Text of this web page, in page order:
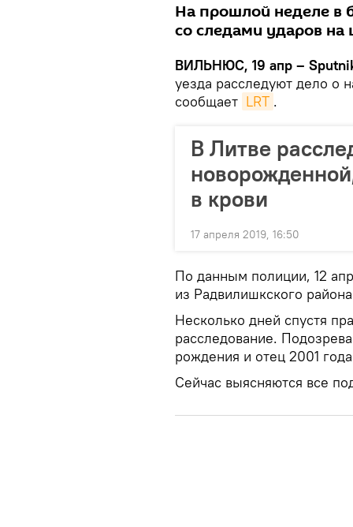
На прошлой неделе в
со следами ударов на
ВИЛЬНЮС, 19 апр –
уезда расследуют дело о
сообщает LRT .
В Литве
в крови
17 апреля 2019, 16:50
По данным полиции, 12
из Радвилишкского
Несколько дней спустя
расследование.
рождения и отец 2001
Сейчас выясняются все